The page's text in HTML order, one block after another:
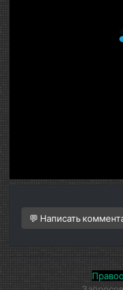
💬 Написать